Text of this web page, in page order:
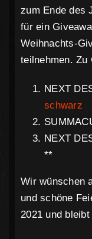
zum Ende des
für ein
Weihnachts-
teilnehmen. Zu
NEXT
schwarz
NEXT
**
Wir wünschen
und schöne
2021 und